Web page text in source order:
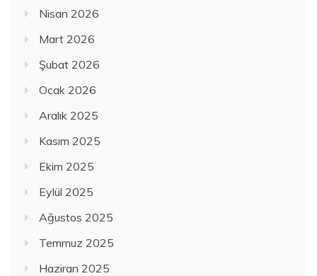
Nisan 2026
Mart 2026
Şubat 2026
Ocak 2026
Aralık 2025
Kasım 2025
Ekim 2025
Eylül 2025
Ağustos 2025
Temmuz 2025
Haziran 2025